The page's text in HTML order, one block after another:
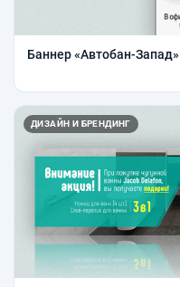
Баннер «Автобан-Запад»
ДИЗАЙН И БРЕНДИНГ